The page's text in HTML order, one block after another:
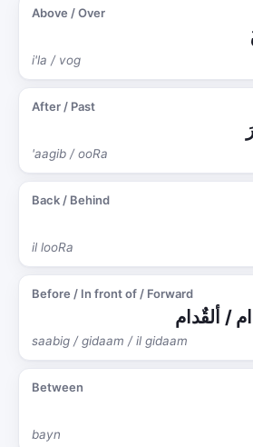
Above / Over
i'la / vog
After / Past
'aagib / ooRa
Back / Behind
il looRa
Before / In front of / Forward
/ ألقٌدام
saabig / gidaam / il gidaam
Between
bayn